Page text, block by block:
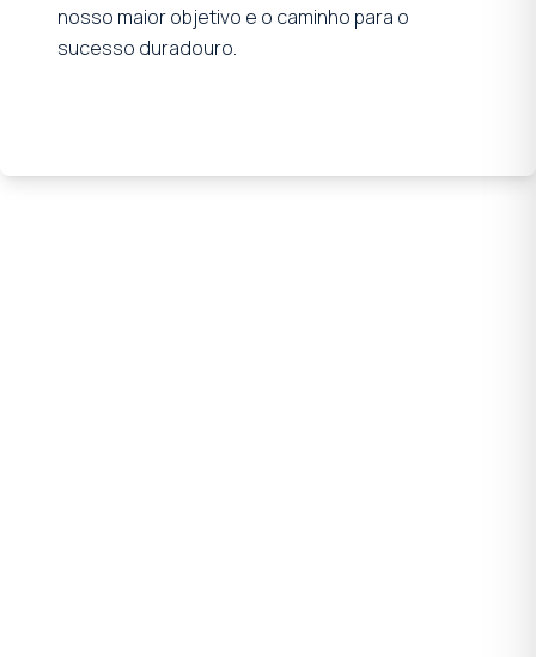
nosso maior objetivo e o caminho para o
sucesso duradouro.